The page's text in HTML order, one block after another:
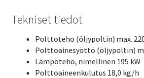
Tekniset tiedot
Polttoteho (öljypoltin) max.
Polttoainesyöttö (öljypoltin)
Lämpöteho, nimellinen 195 kW
Polttoaineenkulutus 18,0 kg/h